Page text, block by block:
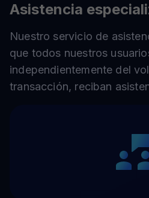
Asistencia
Nuestro servicio de
que todos nuestros
independientemente del
transacción, reciban